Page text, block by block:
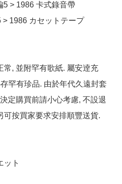
5 > 1986 卡式錄音帶
1986 カセットテープ
, 並附罕有歌紙. 屬安逹充
罕有珍品. 由於年代久遠封套
定購買前請小心考慮, 不設退
可按買家要求安排順豐送貨.